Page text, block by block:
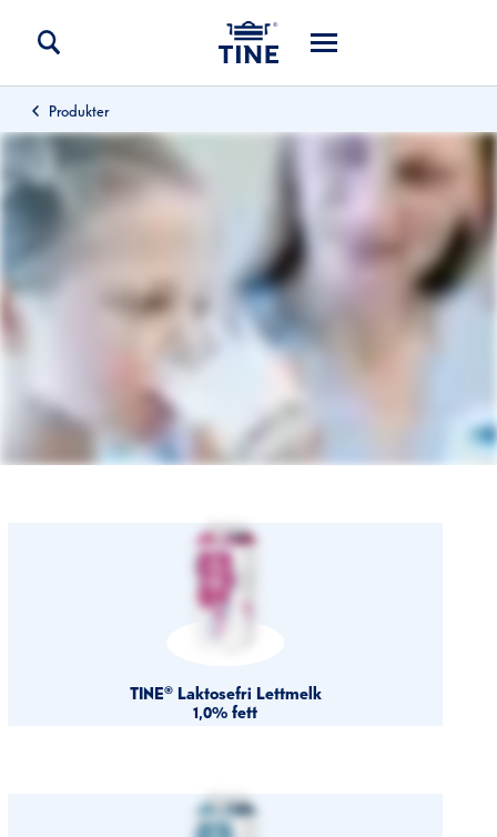
Produkter
TINE® Laktosefri Lettmelk
1,0% fett